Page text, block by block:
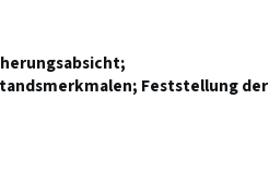
Feststellung der